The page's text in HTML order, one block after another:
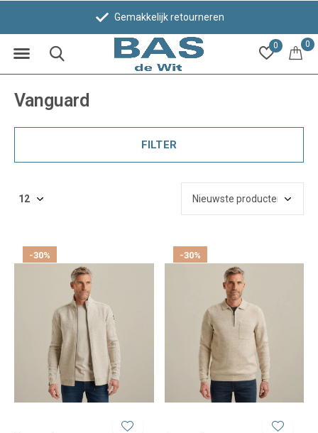
0 0
Gemakkelijk retourneren
Vanguard
FILTER
-30% -30%